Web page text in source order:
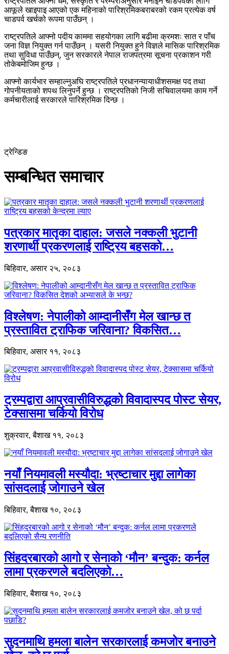
आफूले खाइपाइ आएको एक महिनाको पारिश्रमिकबराबरको रकम प्रत्येक वर्ष
चाडपर्व खर्चको रूपमा पाउँछन् ।
राष्ट्रपतिले आफ्नो पदीय काममा सहयोगका लागि बढीमा क्रमशः सात र पाँच
जना विज्ञ नियुक्त गर्न पाउँछन् । यसरी नियुक्त हुने विज्ञले मासिक पारिश्रमिक
तथा सुविधा पाउँछन्, जुन सरकारले नेपाल राजपत्रमा सूचना प्रकाशन गरी
तोकेबमोजिम हुन्छ ।
आफ्नो कार्यभार सम्हाल्नुअघि राष्ट्रपतिले प्रधानन्यायाधीशसमक्ष पद तथा
गोपनीयताको शपथ लिनुपर्ने हुन्छ । राष्ट्रपतिको निजी सचिवालयमा काम गर्ने
कर्मचारीलाई सरकारले पारिश्रमिक दिन्छ ।
ट्रेन्डिङ
सम्बन्धित समाचार
पत्रकार मातृका दाहाल: जसले नक्कली भुटानी
शरणार्थी प्रकरणलाई राष्ट्रिय बहसको…
बिहिवार, असार २५, २०८३
विश्लेषण: नेपालीको आम्दानीसँग मेल खान्छ त
प्रस्तावित ट्राफिक जरिवाना? विकसित…
बिहिवार, असार ११, २०८३
ट्रम्पद्वारा आप्रवासीविरुद्धको विवादास्पद पोस्ट सेयर,
टेक्सासमा चर्कियो विरोध
शुक्रवार, बैशाख ११, २०८३
नयाँ नियमावली मस्यौदा: भ्रष्टाचार मुद्दा लागेका
सांसदलाई जोगाउने खेल
बिहिवार, बैशाख १०, २०८३
सिंहदरबारको आगो र सेनाको ‘मौन’ बन्दुक: कर्नल
लामा प्रकरणले बदलिएको…
बिहिवार, बैशाख १०, २०८३
सुदनमाथि हमला बालेन सरकारलाई कमजोर बनाउने